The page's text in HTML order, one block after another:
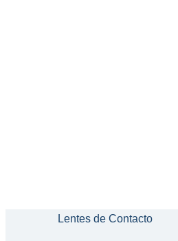
Lentes de Contacto